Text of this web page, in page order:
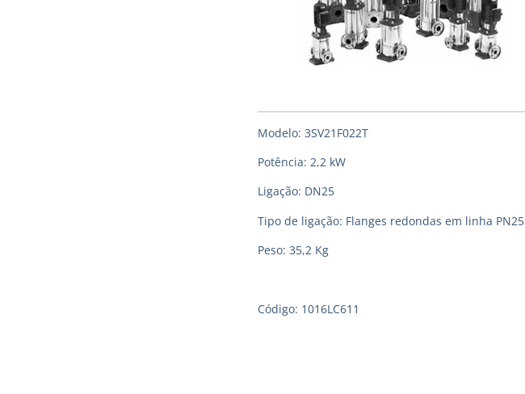
Modelo: 3SV21F022T
Potência: 2,2 kW
Ligação: DN25
Tipo de ligação: Flanges redondas em linha PN25
Peso: 35,2 Kg
Código: 1016LC611